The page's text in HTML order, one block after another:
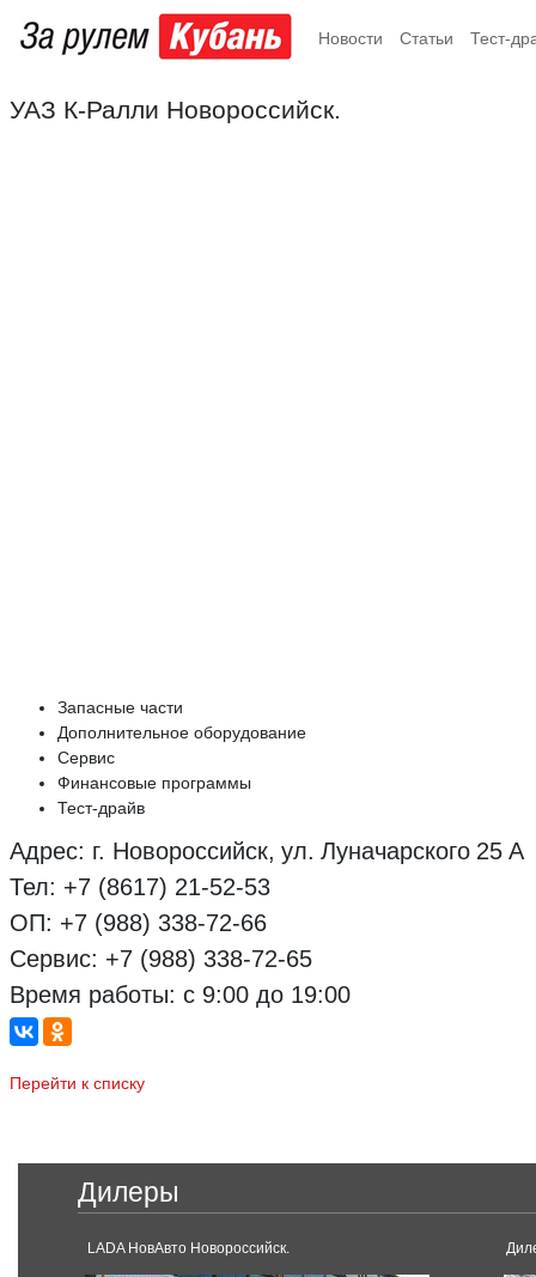
Новости Статьи Тест-
УАЗ К-Ралли Новороссийск.
Запасные части
Дополнительное оборудование
Сервис
Финансовые программы
Тест-драйв
Адрес: г. Новороссийск, ул. Луначарского 25 А
Тел: +7 (8617) 21-52-53
ОП: +7 (988) 338-72-66
Сервис: +7 (988) 338-72-65
Время работы: с 9:00 до 19:00
Перейти к списку
Дилеры
LADA НовАвто Новороссийск.